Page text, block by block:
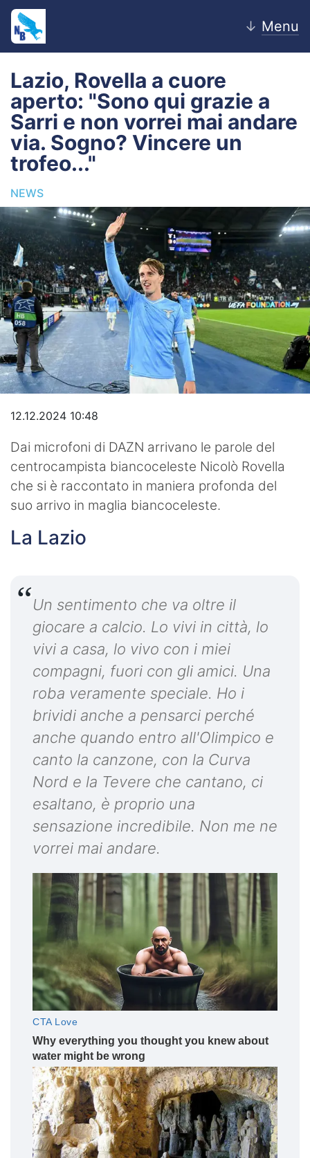
↓ Menu
Home
News
Editoriale
Pagelle
Settore Giovanile
Lazio Women
Calciomercato
Video
Lazio, Rovella a cuore
aperto: "Sono qui grazie a
Sarri e non vorrei mai andare
via. Sogno? Vincere un
trofeo..."
NEWS
12.12.2024 10:48
Dai microfoni di DAZN arrivano le parole del
centrocampista biancoceleste Nicolò Rovella
che si è raccontato in maniera profonda del
suo arrivo in maglia biancoceleste.
La Lazio
Un sentimento che va oltre il
giocare a calcio. Lo vivi in città, lo
vivi a casa, lo vivo con i miei
compagni, fuori con gli amici. Una
roba veramente speciale. Ho i
brividi anche a pensarci perché
anche quando entro all'Olimpico e
canto la canzone, con la Curva
Nord e la Tevere che cantano, ci
esaltano, è proprio una
sensazione incredibile. Non me ne
vorrei mai andare.